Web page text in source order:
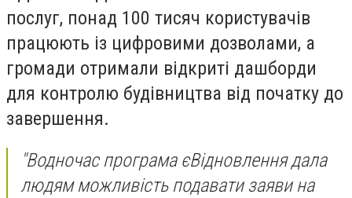
послуг, понад 100 тисяч користувачів
працюють із цифровими дозволами, а
громади отримали відкриті дашборди
для контролю будівництва від початку до
завершення.
"Водночас програма єВідновлення дала
людям можливість подавати заяви на